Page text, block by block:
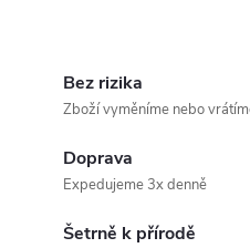
Bez rizika
Zboží vyměníme nebo
Doprava
Expedujeme 3x denně
Šetrně k přírodě